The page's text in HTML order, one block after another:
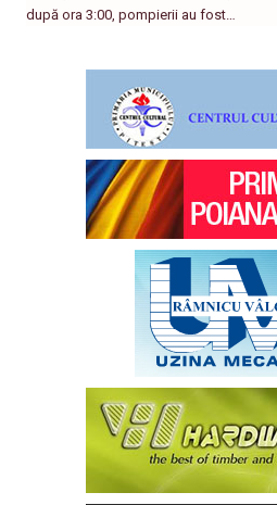
după ora 3:00, pompierii au fost…